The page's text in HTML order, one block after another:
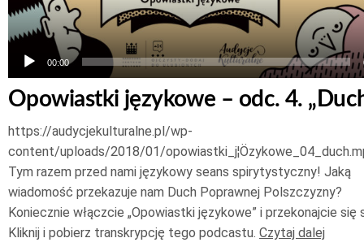
00:00
Opowiastki językowe – odc. 4.
https://audycjekulturalne.pl/wp-
content/uploads/2018/01/
Tym razem przed nami językowy seans spirytystyczny! Jaką
wiadomość przekazuje nam Duch Poprawnej Polszczyzny?
Koniecznie włączcie „Opowiastki językowe” i przekonajcie się
Kliknij i pobierz transkrypcję tego podcastu. Czytaj dalej